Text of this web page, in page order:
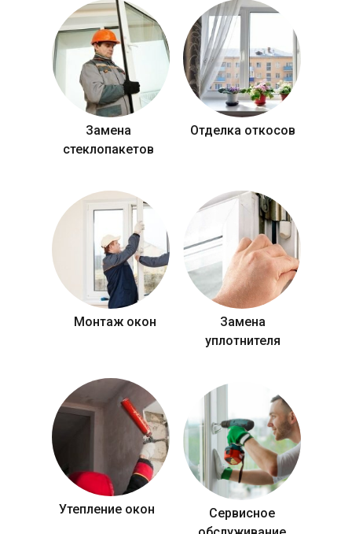
Замена
стеклопакетов
Отделка откосов
Монтаж окон
Замена
уплотнителя
Утепление окон
Сервисное